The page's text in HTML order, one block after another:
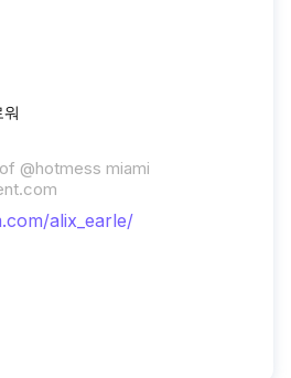
Alix Ashley Earle ❣︎ host of @hotmess miami
alix_earle/